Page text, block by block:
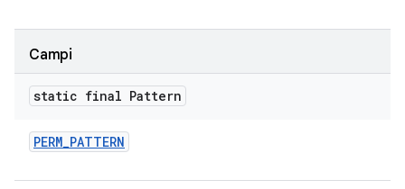
Campi
static final Pattern
PERM_PATTERN